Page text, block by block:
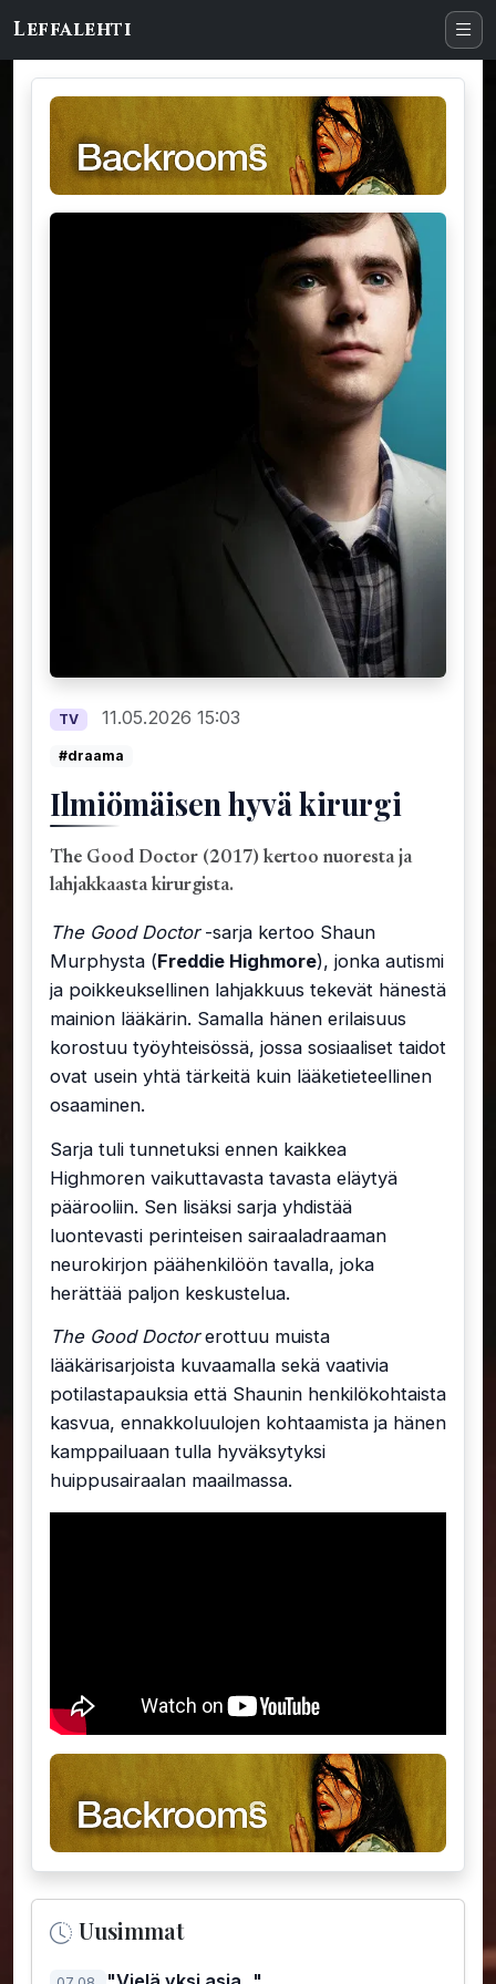
Leffalehti
TV 11.05.2026 15:03
#draama
Ilmiömäisen hyvä kirurgi
The Good Doctor (2017) kertoo nuoresta ja
lahjakkaasta kirurgista.
The Good Doctor -sarja kertoo Shaun
Murphysta (Freddie Highmore), jonka autismi
ja poikkeuksellinen lahjakkuus tekevät hänestä
mainion lääkärin. Samalla hänen erilaisuus
korostuu työyhteisössä, jossa sosiaaliset taidot
ovat usein yhtä tärkeitä kuin lääketieteellinen
osaaminen.
Sarja tuli tunnetuksi ennen kaikkea
Highmoren vaikuttavasta tavasta eläytyä
päärooliin. Sen lisäksi sarja yhdistää
luontevasti perinteisen sairaaladraaman
neurokirjon päähenkilöön tavalla, joka
herättää paljon keskustelua.
The Good Doctorerottuu muista
lääkärisarjoista kuvaamalla sekä vaativia
potilastapauksia että Shaunin henkilökohtaista
kasvua, ennakkoluulojen kohtaamista ja hänen
kamppailuaan tulla hyväksytyksi
huippusairaalan maailmassa.
Uusimmat